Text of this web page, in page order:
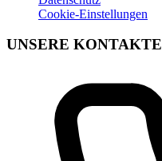
Cookie-Einstellungen
UNSERE KONTAKTE